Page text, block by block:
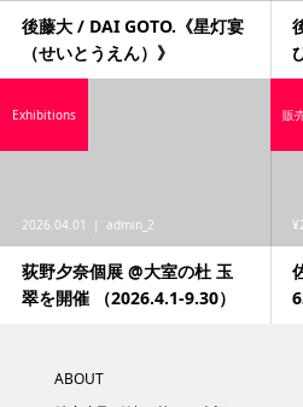
後藤大 / DAI GOTO.《星灯宴
（せいとうえん）》
2026.04.01 admin_2
荻野夕奈個展 @大室の杜 玉
翠を開催 （2026.4.1-9.30）
Exhibitions 販
ABOUT